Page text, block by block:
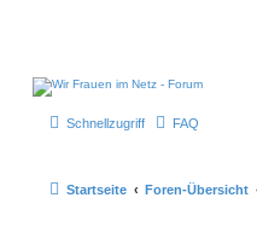
Schnellzugriff FAQ
Startseite Foren-Übersicht